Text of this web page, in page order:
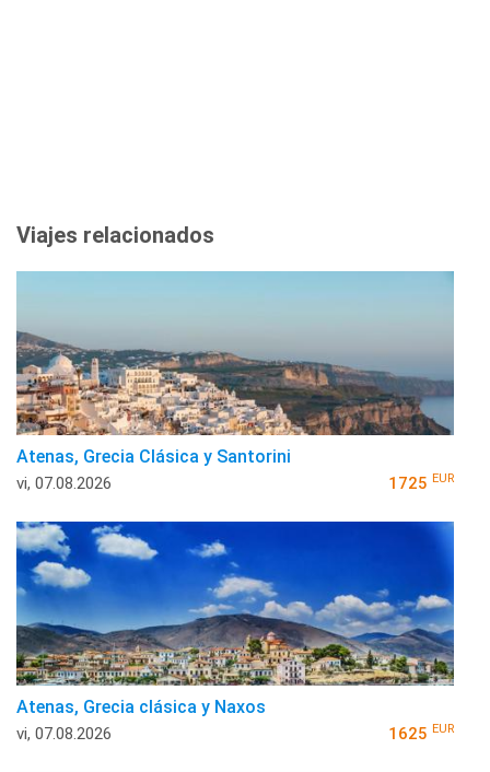
Viajes relacionados
Atenas, Grecia Clásica y Santorini
vi, 07.08.2026 1725 EUR
Atenas, Grecia clásica y Naxos
vi, 07.08.2026 1625 EUR